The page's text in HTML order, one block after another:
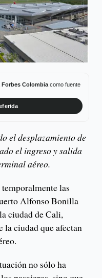
Forbes Colombiacomo fuente
el desplazamiento de
el ingreso y salida
aéreo.
las
Alfonso Bonilla
ciudad de Cali,
la ciudad que afectan
no sólo ha